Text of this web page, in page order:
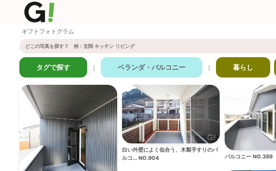
ギフトフォトグラム
タグで探す ｜ ベランダ・バルコニー ｜ 暮らし
白い外壁によく似合う、木製手すりのバ
ルコ... NO.904
バルコニー NO.389